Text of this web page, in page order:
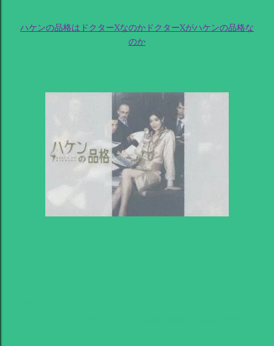
ハケンの品格はドクターXなのかドクターXがハケンの品格な
のか